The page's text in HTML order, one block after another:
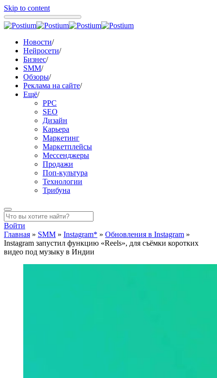
Skip to content
Новости/
Нейросети/
Бизнес/
SMM/
Обзоры/
Реклама на сайте/
Ещё/
PPC
SEO
Дизайн
Карьера
Маркетинг
Маркетплейсы
Мессенджеры
Продажи
Поп-культура
Технологии
Трибуна
Войти
Главная » SMM » Instagram* » Обновления в Instagram »
Instagram запустил функцию «Reels», для съёмки коротких
видео под музыку в Индии